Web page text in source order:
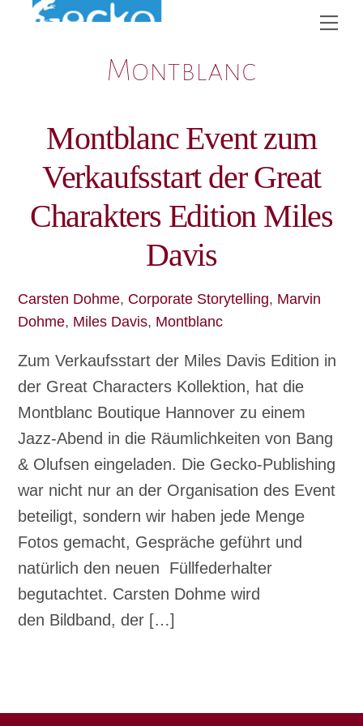
Montblanc
Montblanc Event zum
Verkaufsstart der Great
Charakters Edition Miles
Davis
Carsten Dohme, Corporate Storytelling, Marvin
Dohme, Miles Davis, Montblanc
Zum Verkaufsstart der Miles Davis Edition in
der Great Characters Kollektion, hat die
Montblanc Boutique Hannover zu einem
Jazz-Abend in die Räumlichkeiten von Bang
& Olufsen eingeladen. Die Gecko-Publishing
war nicht nur an der Organisation des Event
beteiligt, sondern wir haben jede Menge
Fotos gemacht, Gespräche geführt und
natürlich den neuen Füllfederhalter
begutachtet. Carsten Dohme wird
den Bildband, der […]